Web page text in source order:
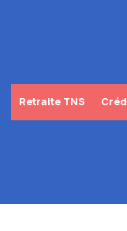
Retraite TNS